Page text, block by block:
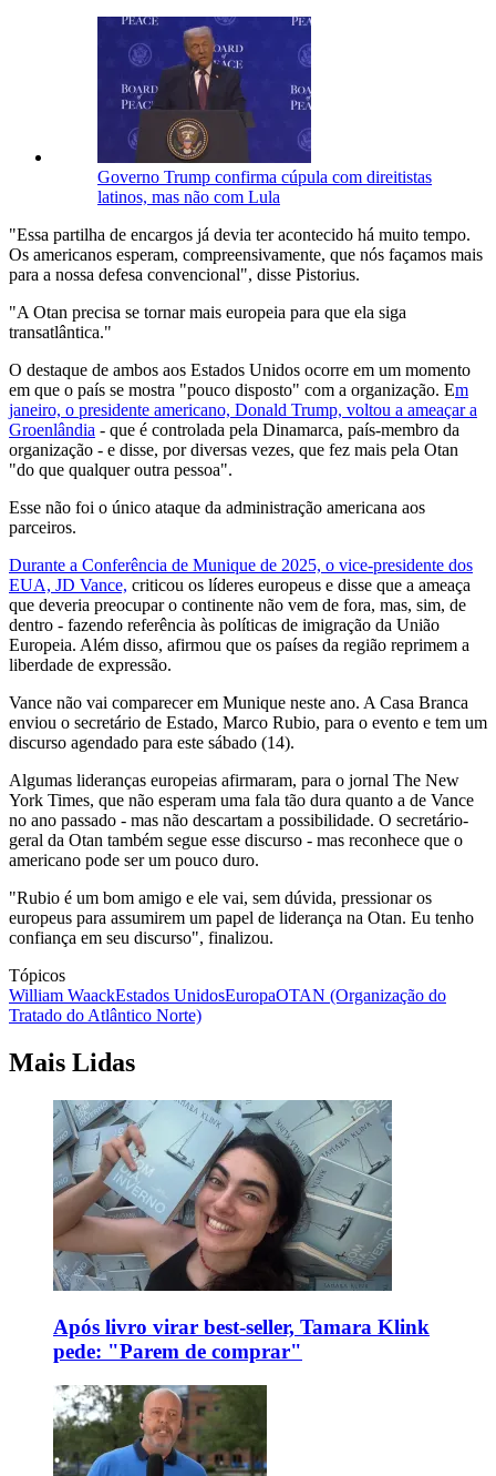
Governo Trump confirma cúpula com direitistas
latinos, mas não com Lula
"Essa partilha de encargos já devia ter acontecido há muito tempo.
Os americanos esperam, compreensivamente, que nós façamos mais
para a nossa defesa convencional", disse Pistorius.
"A Otan precisa se tornar mais europeia para que ela siga
transatlântica."
O destaque de ambos aos Estados Unidos ocorre em um momento
em que o país se mostra "pouco disposto" com a organização. Em
janeiro, o presidente americano, Donald Trump, voltou a ameaçar a
Groenlândia - que é controlada pela Dinamarca, país-membro da
organização - e disse, por diversas vezes, que fez mais pela Otan
"do que qualquer outra pessoa".
Esse não foi o único ataque da administração americana aos
parceiros.
Durante a Conferência de Munique de 2025, o vice-presidente dos
EUA, JD Vance, criticou os líderes europeus e disse que a ameaça
que deveria preocupar o continente não vem de fora, mas, sim, de
dentro - fazendo referência às políticas de imigração da União
Europeia. Além disso, afirmou que os países da região reprimem a
liberdade de expressão.
Vance não vai comparecer em Munique neste ano. A Casa Branca
enviou o secretário de Estado, Marco Rubio, para o evento e tem um
discurso agendado para este sábado (14).
Algumas lideranças europeias afirmaram, para o jornal The New
York Times, que não esperam uma fala tão dura quanto a de Vance
no ano passado - mas não descartam a possibilidade. O secretário-
geral da Otan também segue esse discurso - mas reconhece que o
americano pode ser um pouco duro.
"Rubio é um bom amigo e ele vai, sem dúvida, pressionar os
europeus para assumirem um papel de liderança na Otan. Eu tenho
confiança em seu discurso", finalizou.
Tópicos
William WaackEstados UnidosEuropaOTAN (Organização do
Tratado do Atlântico Norte)
Mais Lidas
Após livro virar best-seller, Tamara Klink
pede: "Parem de comprar"